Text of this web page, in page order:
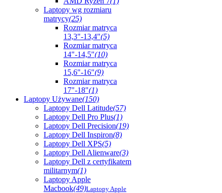
Laptopy wg rozmiaru
matrycy(25)
Rozmiar matryca
13,3"-13,4"(5)
Rozmiar matryca
14"-14,5"(10)
Rozmiar matryca
15,6"-16"(9)
Rozmiar matryca
17"-18"(1)
Laptopy Używane(150)
Laptopy Dell Latitude(57)
Laptopy Dell Pro Plus(1)
Laptopy Dell Precision(19)
Laptopy Dell Inspiron(8)
Laptopy Dell XPS(5)
Laptopy Dell Alienware(3)
Laptopy Dell z certyfikatem
militarnym(1)
Laptopy Apple
Macbook(49)Laptopy Apple